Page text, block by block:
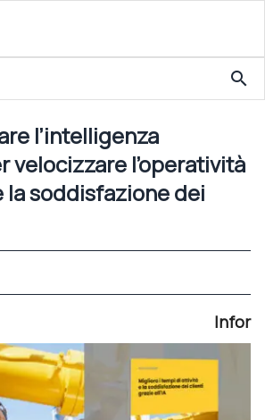
Come sfruttare l’intelligenza artificiale per velocizzare l’operatività e aumentare la soddisfazione dei clienti
search
l’intelligenza
velocizzare l’operatività
la soddisfazione dei
Infor